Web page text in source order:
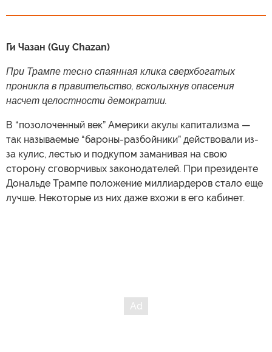
Ги Чазан (Guy Chazan)
При Трампе тесно спаянная клика сверхбогатых
проникла в правительство, всколыхнув опасения
насчет целостности демократии.
В “позолоченный век” Америки акулы капитализма —
так называемые “бароны-разбойники” действовали из-
за кулис, лестью и подкупом заманивая на свою
сторону сговорчивых законодателей. При президенте
Дональде Трампе положение миллиардеров стало еще
лучше. Некоторые из них даже вхожи в его кабинет.